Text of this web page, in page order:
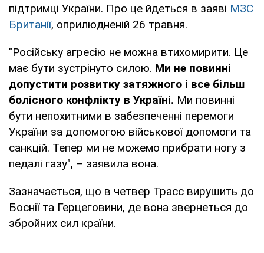
підтримці України. Про це йдеться в заяві МЗС
Британії, оприлюдненій 26 травня.
"Російську агресію не можна втихомирити. Це
має бути зустрінуто силою. Ми не повинні
допустити розвитку затяжного і все більш
болісного конфлікту в Україні. Ми повинні
бути непохитними в забезпеченні перемоги
України за допомогою військової допомоги та
санкцій. Тепер ми не можемо прибрати ногу з
педалі газу", – заявила вона.
Зазначається, що в четвер Трасс вирушить до
Боснії та Герцеговини, де вона звернеться до
збройних сил країни.